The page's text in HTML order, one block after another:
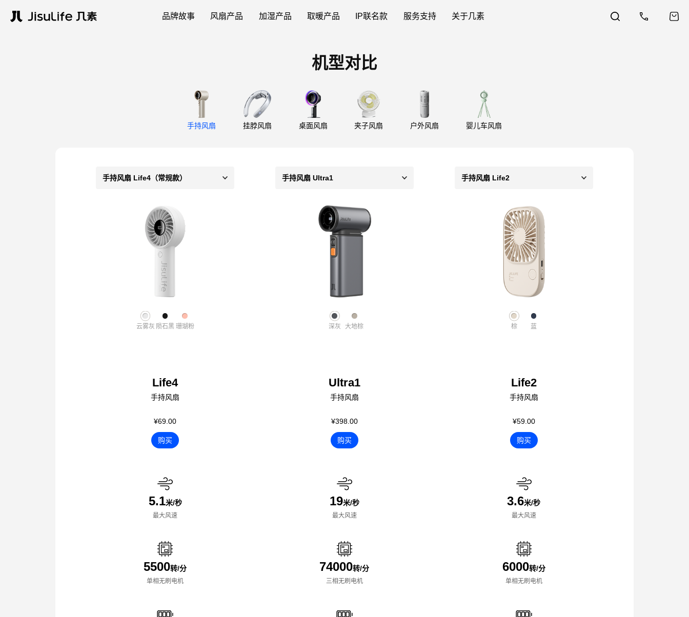
品牌故事 风扇产品 加湿产品 取暖产品 IP联名款 服务支持 关于几素
机型对比
手持风扇 挂脖风扇 桌面风扇 夹子风扇 户外风扇 婴儿车风扇
手持风扇 Life4（常规款）
云雾灰 陨石黑 珊瑚粉
Life4
手持风扇
¥69.00
购买
5.1米/秒
最大风速
5500转/分
单相无刷电机
手持风扇 Ultra1
深灰 大地棕
Ultra1
手持风扇
¥398.00
购买
19米/秒
最大风速
74000转/分
三相无刷电机
手持风扇 Life2
棕 蓝
Life2
手持风扇
¥59.00
购买
3.6米/秒
最大风速
6000转/分
单相无刷电机